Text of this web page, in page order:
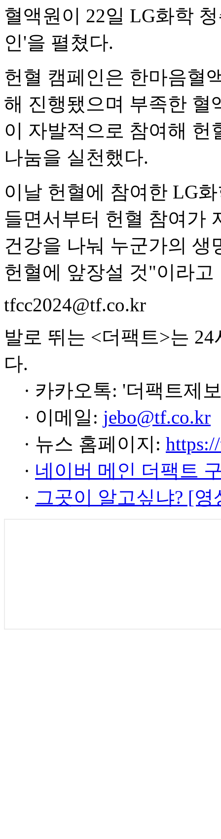
혈액원이 22일 LG화학
인'을 펼쳤다.
헌혈 캠페인은 한마음혈
해 진행됐으며 부족한 혈
이 자발적으로 참여해 헌
나눔을 실천했다.
이날 헌혈에 참여한 LG
들면서부터 헌혈 참여가
건강을 나눠 누군가의 생
헌혈에 앞장설 것"이라고
tfcc2024@tf.co.kr
발로 뛰는 <더팩트>는
다.
· 카카오톡: '더팩트제
· 이메일: jebo@tf.co.kr
· 뉴스 홈페이지:
· 네이버 메인 더팩트
· 그곳이 알고싶냐? [